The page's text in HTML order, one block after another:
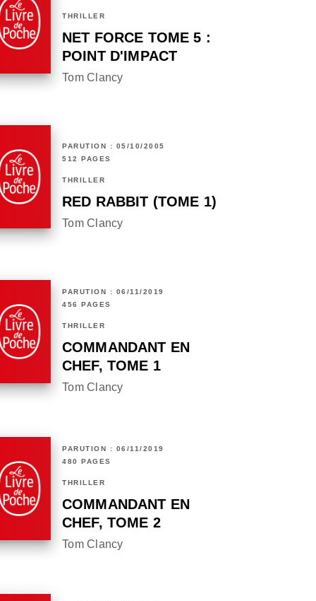
THRILLER
NET FORCE TOME 5 :
POINT D'IMPACT
Tom Clancy
PARUTION : 05/10/2005
512 PAGES
THRILLER
RED RABBIT (TOME 1)
Tom Clancy
PARUTION : 06/11/2019
456 PAGES
THRILLER
COMMANDANT EN
CHEF, TOME 1
Tom Clancy
PARUTION : 06/11/2019
480 PAGES
THRILLER
COMMANDANT EN
CHEF, TOME 2
Tom Clancy